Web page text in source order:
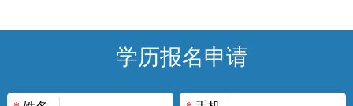
学历报名申请